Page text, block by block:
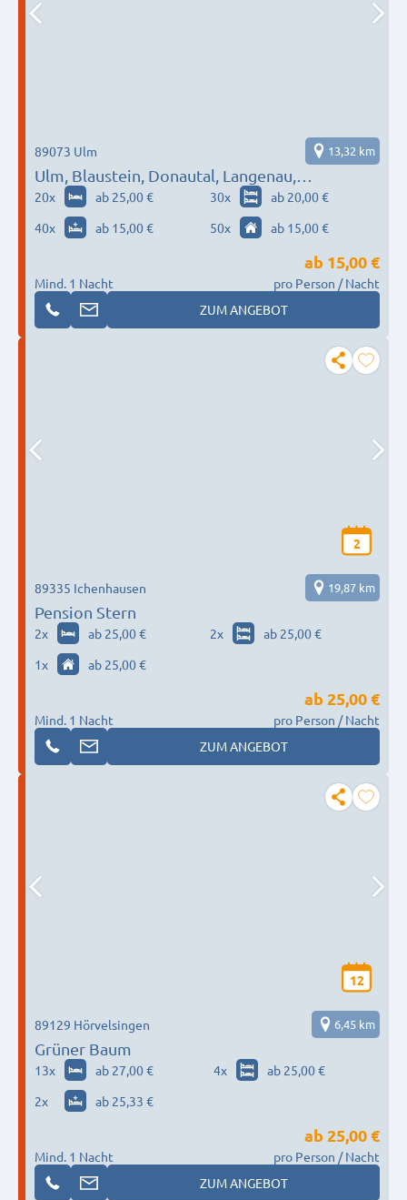
Ulm, Blaustein, Donautal, Langenau,
Dornstadt…
89073 Ulm 13,32 km
20x ab 25,00 € 30x
ab 20,00 €
40x ab 15,00 € 50x ab 15,00 €
Mind. 1 Nacht
ab 15,00 €
pro Person / Nacht
ZUM ANGEBOT
2
Pension Stern
89335 Ichenhausen 19,87 km
2x ab 25,00 € 2x
ab 25,00 €
1x ab 25,00 €
Mind. 1 Nacht
ab 25,00 €
pro Person / Nacht
ZUM ANGEBOT
12
Grüner Baum
89129 Hörvelsingen 6,45 km
13x ab 27,00 € 4x
ab 25,00 €
2x ab 25,33 €
Mind. 1 Nacht
ab 25,00 €
pro Person / Nacht
ZUM ANGEBOT